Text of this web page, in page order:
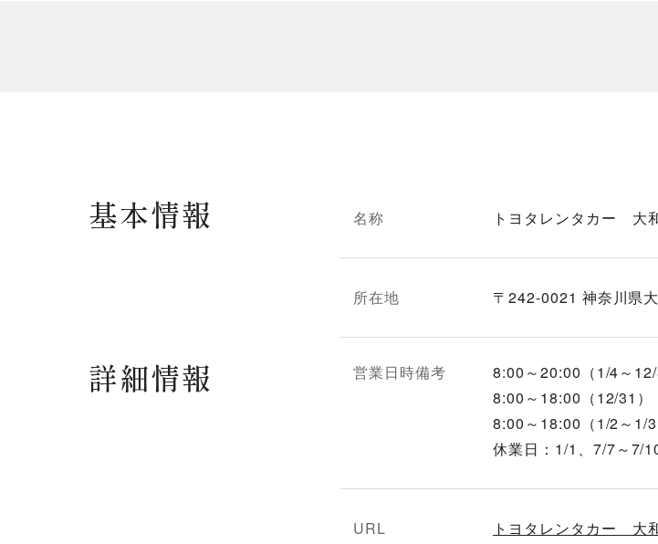
基本情報 名称 トヨタレンタカー 大
所在地 〒242-0021 神奈川県
詳細情報 営業日時備考
8:00～20:00（1/4～12/
8:00～18:00（12/31）
8:00～18:00（1/2～1/3
休業日：1/1、7/7～7/
URL トヨタレンタカー 大